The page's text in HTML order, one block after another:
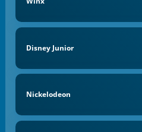
Disney Junior
Nickelodeon